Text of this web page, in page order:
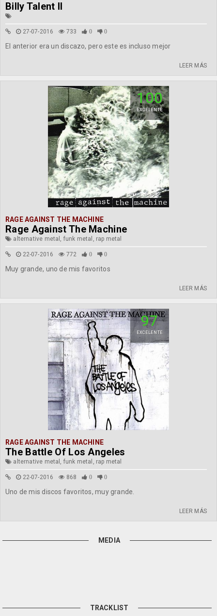
Billy Talent II
27-07-2016 733 0 0
El anterior era un discazo, pero este es incluso mejor
LEER MÁS
100
EXCELENTE
RAGE AGAINST THE MACHINE
Rage Against The Machine
alternative metal, funk metal, rap metal
22-07-2016 772 0 0
Muy grande, uno de mis favoritos
LEER MÁS
97
EXCELENTE
RAGE AGAINST THE MACHINE
The Battle Of Los Angeles
alternative metal, funk metal, rap metal
22-07-2016 868 0 0
Uno de mis discos favoritos, muy grande.
LEER MÁS
MEDIA
TRACKLIST